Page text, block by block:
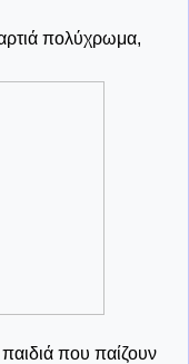
πολύχρωμα,
που παίζουν